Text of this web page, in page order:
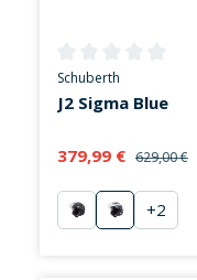
Durchschnittliche
Schuberth
J2 Sigma Blue
379,99 € 629,00 €
mattschwarz
Sigma Blue
+2